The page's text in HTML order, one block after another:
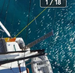
1 / 18